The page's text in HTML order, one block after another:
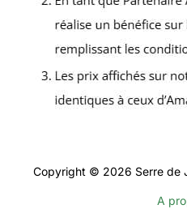
Copyright © 2026 Serre de
A